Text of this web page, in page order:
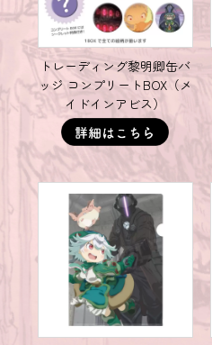
トレーディング黎明卿缶バ
ッジ コンプリートBOX（メ
イドインアビス）